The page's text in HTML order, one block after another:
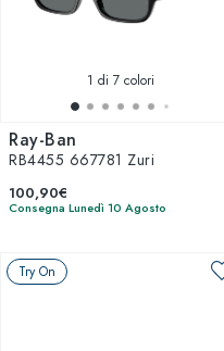
1 di 7 colori
Ray-Ban
RB4455 667781 Zuri
100,90€
Consegna Lunedì 10 Agosto
Try On